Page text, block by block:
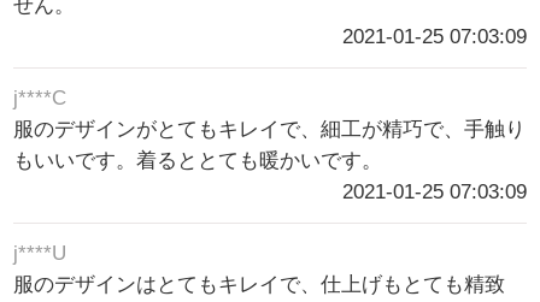
せん。
2021-01-25 07:03:09
j****C
服のデザインがとてもキレイで、細工が精巧で、手触り
もいいです。着るととても暖かいです。
2021-01-25 07:03:09
j****U
服のデザインはとてもキレイで、仕上げもとても精致